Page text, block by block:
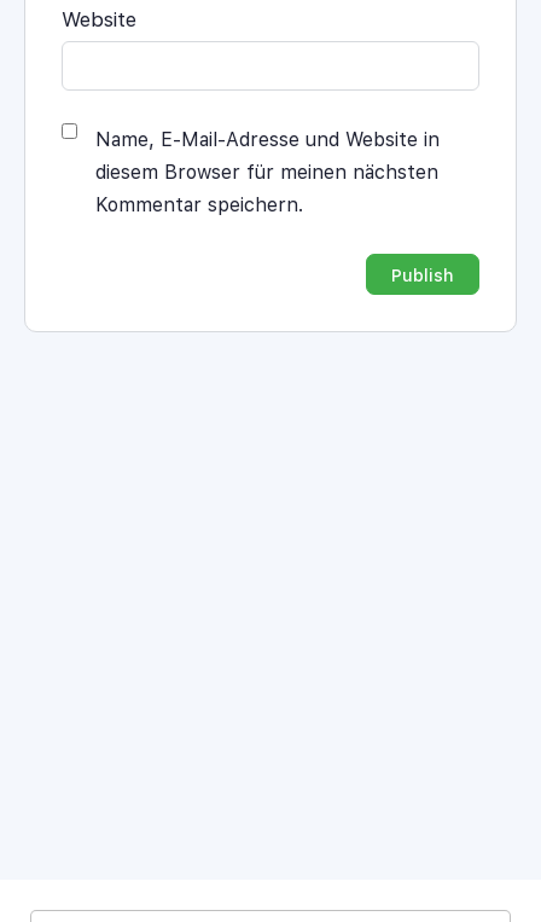
Website
Name, E-Mail-Adresse und Website in
diesem Browser für meinen nächsten
Kommentar speichern.